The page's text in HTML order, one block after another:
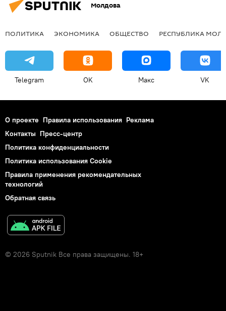
Молдова
ПОЛИТИКА ЭКОНОМИКА ОБЩЕСТВО РЕСПУБЛИКА
Telegram OK Макс VK
О проекте Правила использования Реклама
Контакты Пресс-центр
Политика конфиденциальности
Политика использования Cookie
Правила применения рекомендательных
технологий
Обратная связь
© 2026 Sputnik Все права защищены. 18+